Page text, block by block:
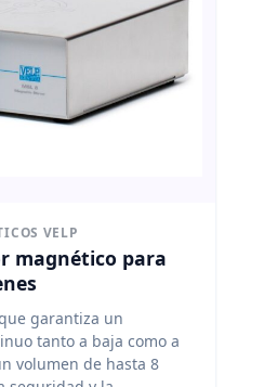
VELP
magnético para
garantiza un
tanto a baja como a
volumen de hasta 8